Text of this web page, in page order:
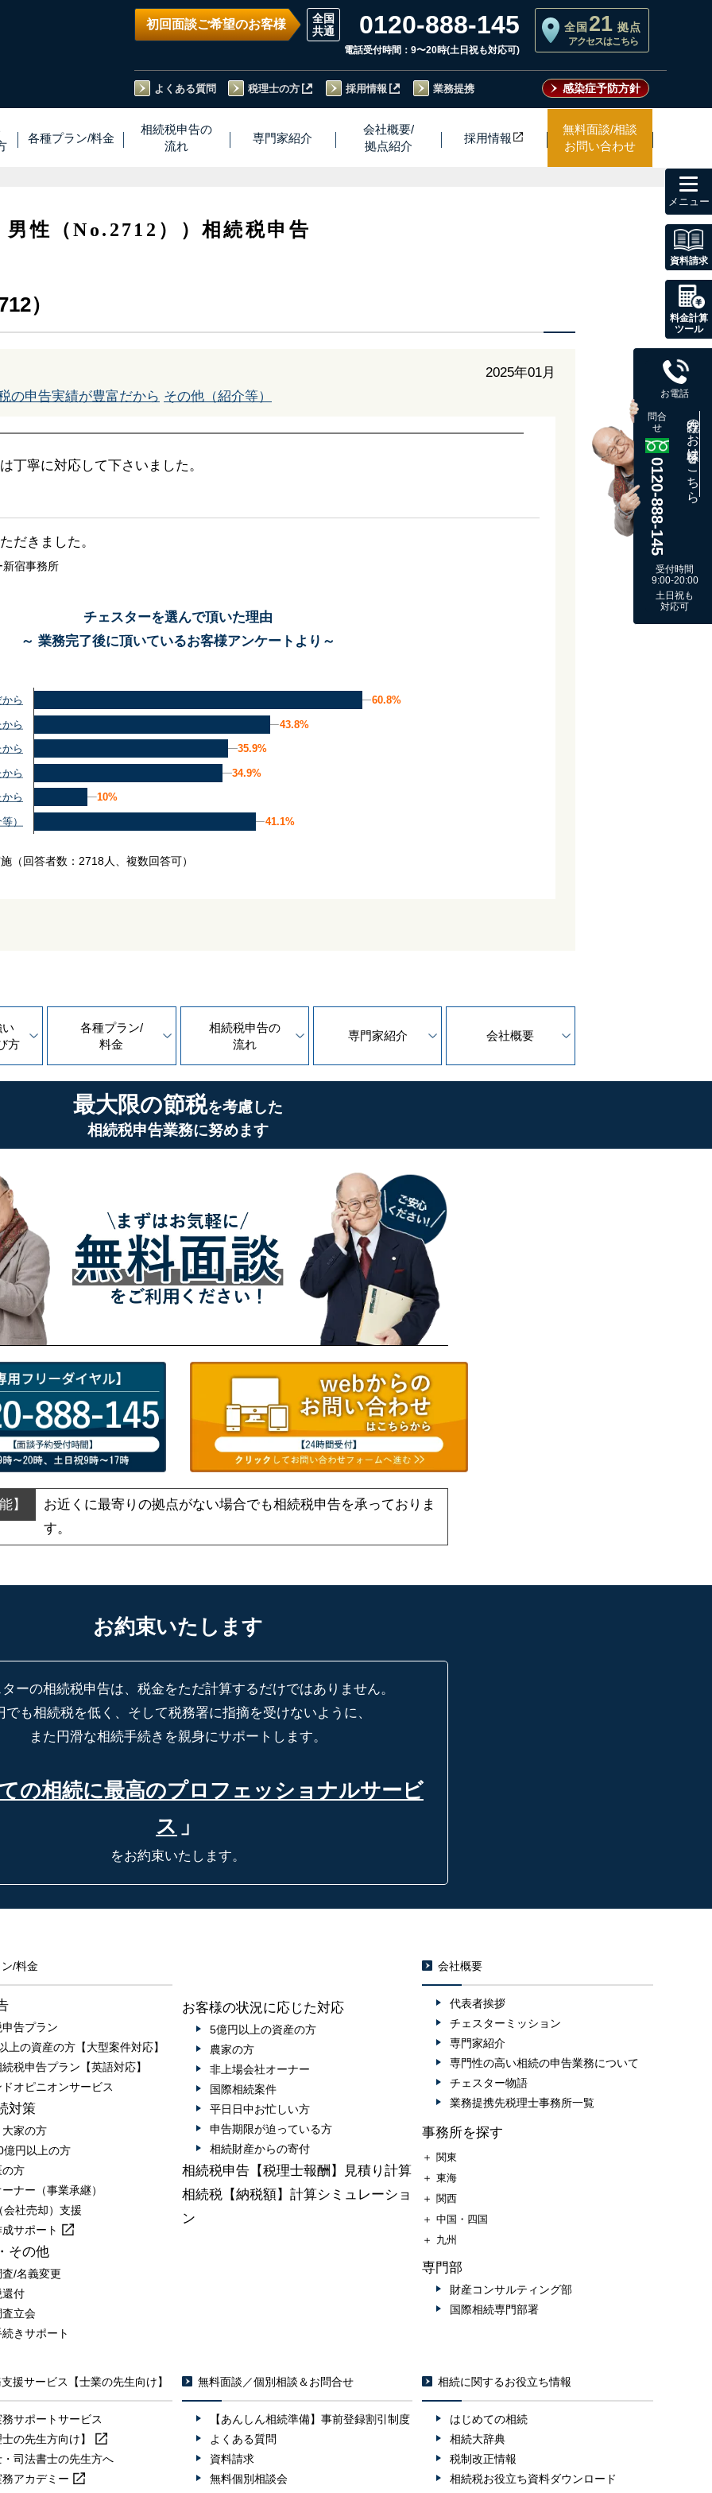
初回面談ご希望のお客様 0120-888-145
電話受付時間：9〜20時(土日祝も対応可)
全国 21 拠点
アクセスはこちら
よくある質問 税理士の方 採用情報 業務提携 感染症予防方針
各種プラン/料金
相続税申告の
流れ
専門家紹介
会社概要/
拠点紹介
採用情報
無料面談/相談
お問い合わせ
男性（No.2712））相続税申告
）
2025年01月
の申告実績が豊富だから その他（紹介等）
丁寧に対応して下さいました。
だきました。
新宿事務所
チェスターを選んで頂いた理由
～ 業務完了後に頂いているお客様アンケートより～
ら
ら
ら
ら
ら
）
60.8%
60.8%
43.8%
43.8%
35.9%
35.9%
34.9%
34.9%
10%
10%
41.1%
41.1%
（回答者数：2718人、複数回答可）
方
各種プラン/
料金
相続税申告の
流れ
専門家紹介 会社概要
最大限の節税を考慮した
相続税申告業務に努めます
お近くに最寄りの拠点がない場合でも相続税申告を承っておりま
す。
お約束いたします
ーの相続税申告は、税金をただ計算するだけではありません。
でも相続税を低く、そして税務署に指摘を受けないように、
また円滑な相続手続きを親身にサポートします。
の相続に最高のプロフェッショナルサービ
ス 」
をお約束いたします。
資料請求
料金計算
ツール
お電話
問合
せ
0120-888-145
既存のお客様はこちら
受付時間
9:00-20:00
土日祝も
対応可
/料金
告プラン
上の資産の方【大型案件対応】
税申告プラン【英語対応】
オピニオンサービス
対策
家の方
億円以上の方
の方
ナー（事業承継）
会社売却）支援
成サポート
その他
/名義変更
還付
立会
きサポート
お客様の状況に応じた対応
5億円以上の資産の方
農家の方
非上場会社オーナー
国際相続案件
平日日中お忙しい方
申告期限が迫っている方
相続財産からの寄付
相続税申告【税理士報酬】見積り計算
相続税【納税額】計算シミュレーショ
ン
会社概要
代表者挨拶
チェスターミッション
専門家紹介
専門性の高い相続の申告業務について
チェスター物語
業務提携先税理士事務所一覧
事務所を探す
＋ 関東
＋ 東海
＋ 関西
＋ 中国・四国
＋ 九州
専門部
財産コンサルティング部
国際相続専門部署
援サービス【士業の先生向け】
サポートサービス
の先生方向け】
・司法書士の先生方へ
アカデミー
無料面談／個別相談＆お問合せ
【あんしん相続準備】事前登録割引制度
よくある質問
資料請求
無料個別相談会
相続に関するお役立ち情報
はじめての相続
相続大辞典
税制改正情報
相続税お役立ち資料ダウンロード